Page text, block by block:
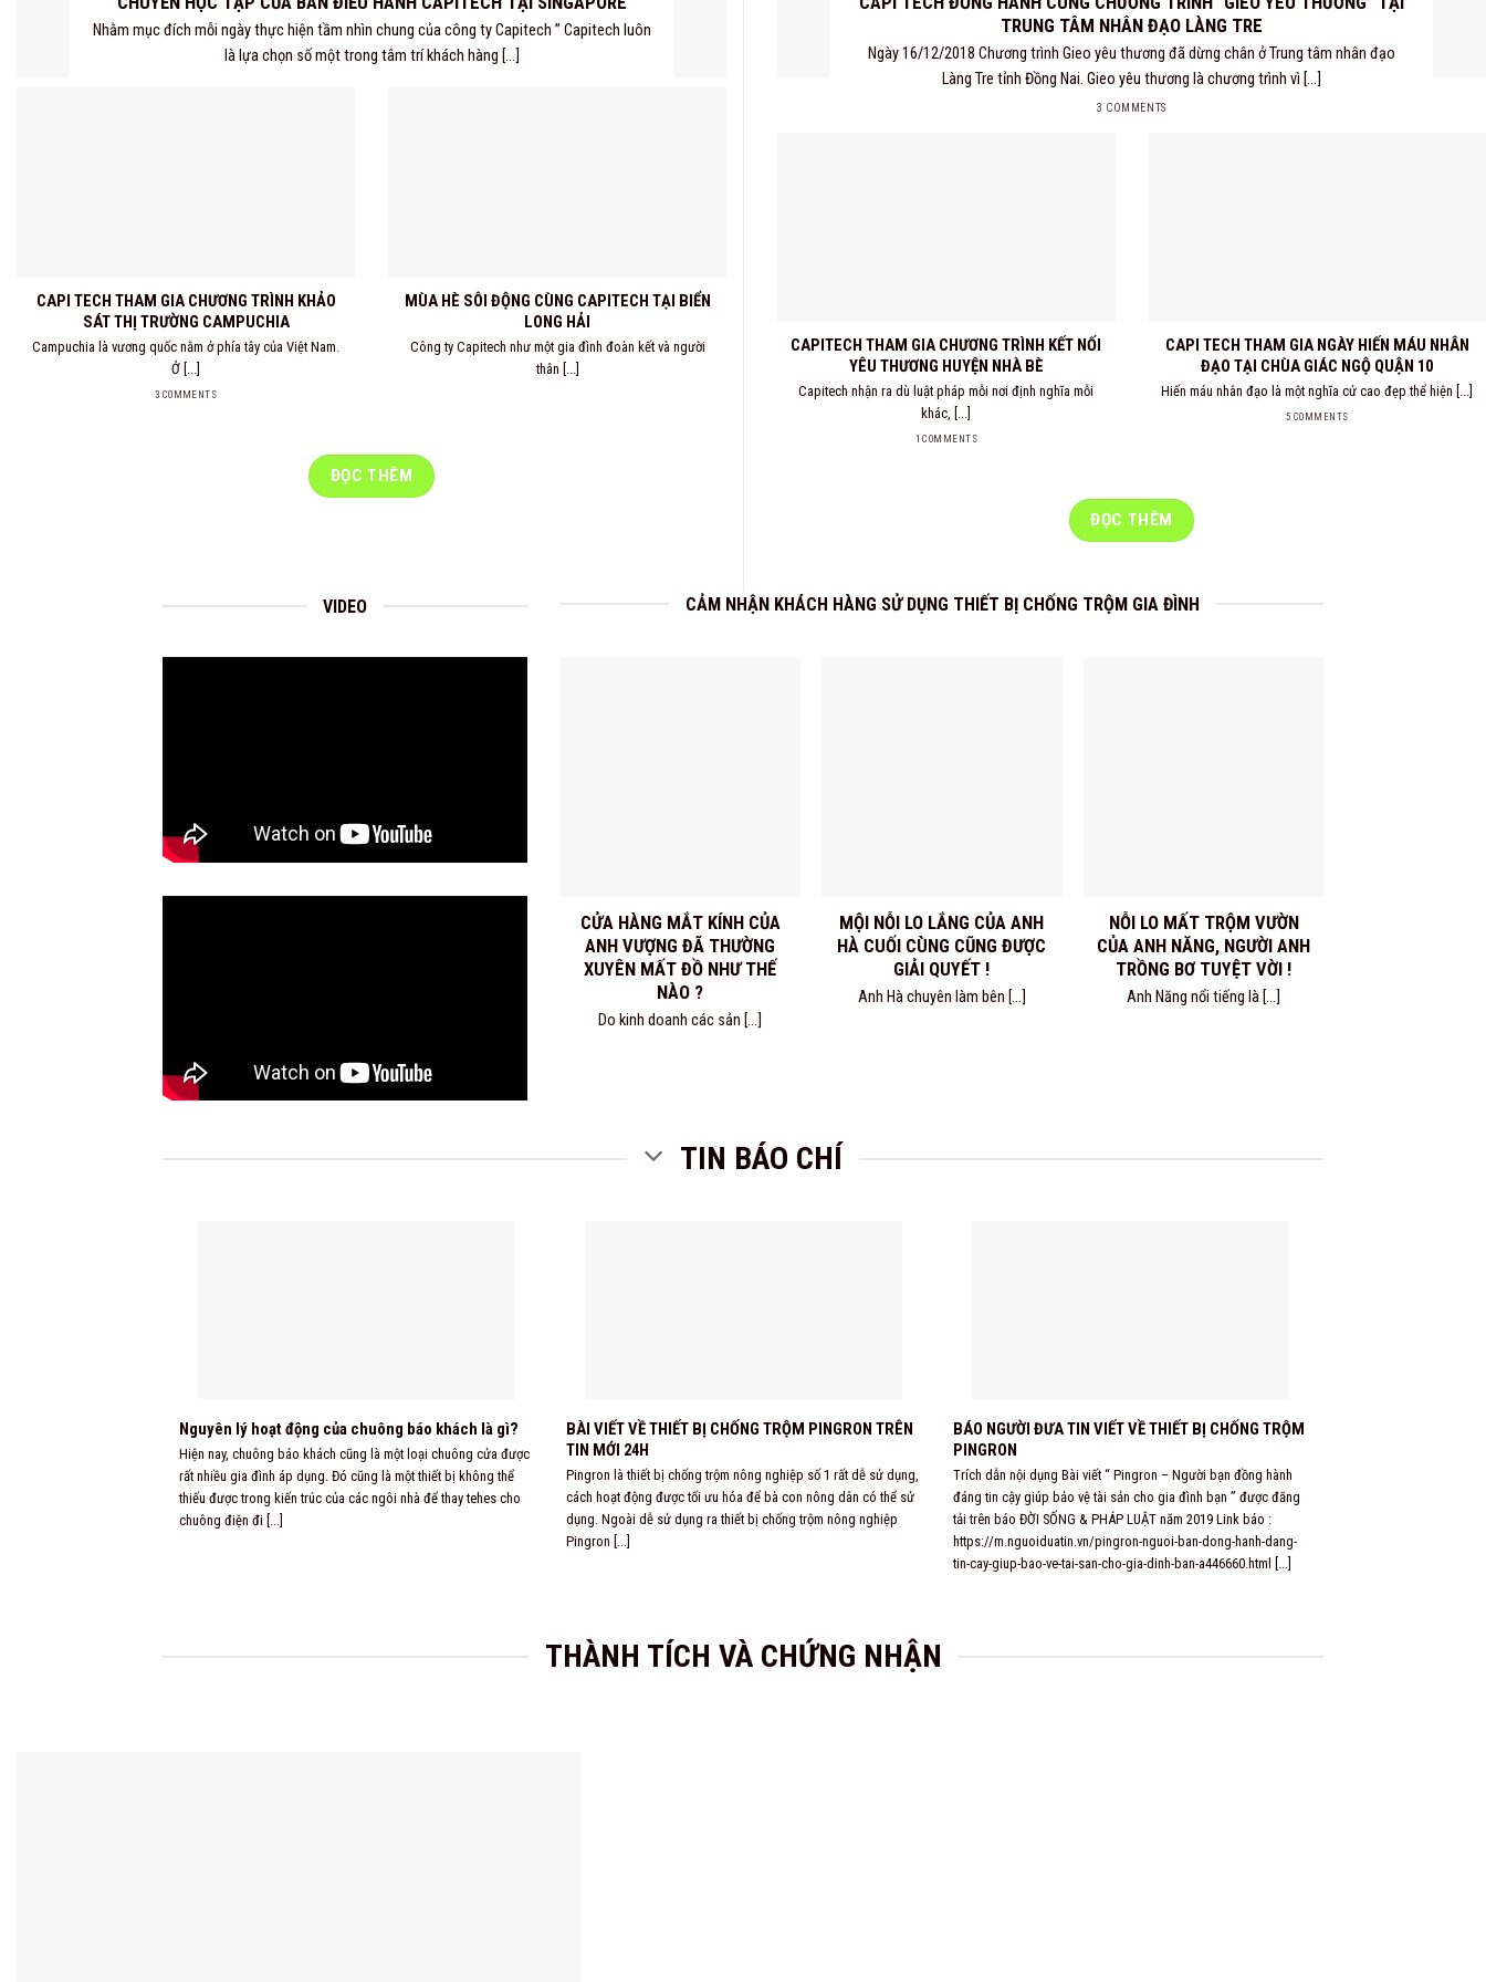
Nhằm mục đích mỗi ngày thực hiện tầm nhìn chung của công ty Capitech ” Capitech luôn
là lựa chọn số một trong tâm trí khách hàng [...]
CAPI TECH THAM GIA CHƯƠNG TRÌNH KHẢO
SÁT THỊ TRƯỜNG CAMPUCHIA
Campuchia là vương quốc nằm ở phía tây của Việt Nam.
Ở [...]
3 COMMENTS
MÙA HÈ SÔI ĐỘNG CÙNG CAPITECH TẠI BIỂN
LONG HẢI
Công ty Capitech như một gia đình đoàn kết và người
thân [...]
ĐỌC THÊM
TRUNG TÂM NHÂN ĐẠO LÀNG TRE
Ngày 16/12/2018 Chương trình Gieo yêu thương đã dừng chân ở Trung tâm nhân đạo
Làng Tre tỉnh Đồng Nai. Gieo yêu thương là chương trình vì [...]
3 COMMENTS
CAPITECH THAM GIA CHƯƠNG TRÌNH KẾT NỐI
YÊU THƯƠNG HUYỆN NHÀ BÈ
Capitech nhận ra dù luật pháp mỗi nơi định nghĩa mỗi
khác, [...]
1 COMMENTS
CAPI TECH THAM GIA NGÀY HIẾN MÁU NHÂN
ĐẠO TẠI CHÙA GIÁC NGỘ QUẬN 10
Hiến máu nhân đạo là một nghĩa cử cao đẹp thể hiện [...]
5 COMMENTS
ĐỌC THÊM
VIDEO CẢM NHẬN KHÁCH HÀNG SỬ DỤNG THIẾT BỊ CHỐNG TRỘM GIA ĐÌNH
CỬA HÀNG MẮT KÍNH CỦA
ANH VƯỢNG ĐÃ THƯỜNG
XUYÊN MẤT ĐỒ NHƯ THẾ
NÀO ?
Do kinh doanh các sản [...]
MỘI NỖI LO LẮNG CỦA ANH
HÀ CUỐI CÙNG CŨNG ĐƯỢC
GIẢI QUYẾT !
Anh Hà chuyên làm bên [...]
NỖI LO MẤT TRỘM VƯỜN
CỦA ANH NĂNG, NGƯỜI ANH
TRỒNG BƠ TUYỆT VỜI !
Anh Năng nổi tiếng là [...]
TIN BÁO CHÍ
Nguyên lý hoạt động của chuông báo khách là gì?
Hiện nay, chuông báo khách cũng là một loại chuông cửa được
rất nhiều gia đình áp dụng. Đó cũng là một thiết bị không thể
thiếu được trong kiến trúc của các ngôi nhà để thay tehes cho
chuông điện đi [...]
BÀI VIẾT VỀ THIẾT BỊ CHỐNG TRỘM PINGRON TRÊN
TIN MỚI 24H
Pingron là thiết bị chống trộm nông nghiệp số 1 rất dễ sử dụng,
cách hoạt động được tối ưu hóa để bà con nông dân có thể sử
dụng. Ngoài dễ sử dụng ra thiết bị chống trộm nông nghiệp
Pingron [...]
BÁO NGƯỜI ĐƯA TIN VIẾT VỀ THIẾT BỊ CHỐNG TRỘM
PINGRON
Trích dẫn nội dụng Bài viết “ Pingron – Người bạn đồng hành
đáng tin cậy giúp bảo vệ tài sản cho gia đình bạn ” được đăng
tải trên báo ĐỜI SỐNG & PHÁP LUẬT năm 2019 Link báo :
https://m.nguoiduatin.vn/pingron-nguoi-ban-dong-hanh-dang-
tin-cay-giup-bao-ve-tai-san-cho-gia-dinh-ban-a446660.html [...]
THÀNH TÍCH VÀ CHỨNG NHẬN